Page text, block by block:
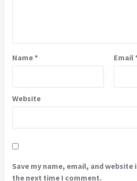
Name* Email
Website
Save my name, email, and
the next time I comment.